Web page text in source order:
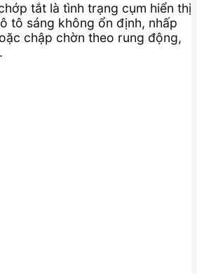
tắt là tình trạng cụm hiển thị
tô sáng không ổn định, nhấp
chập chờn theo rung động,